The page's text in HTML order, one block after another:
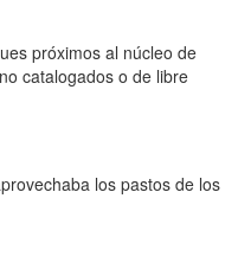
próximos al núcleo de
catalogados o de libre
los pastos de los